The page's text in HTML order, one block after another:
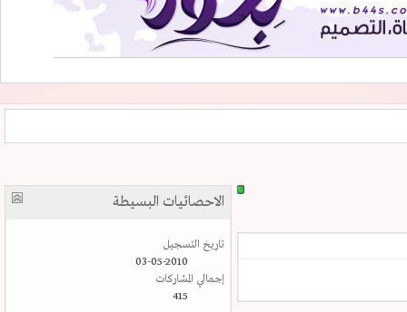
الاحصائيات البسيطة
تاريخ التسجيل
03-05-2010
إجمالي المشاركات
415